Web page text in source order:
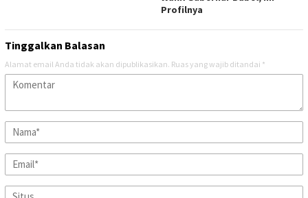
Profilnya
Tinggalkan Balasan
Alamat email Anda tidak akan dipublikasikan. Ruas yang wajib ditandai *